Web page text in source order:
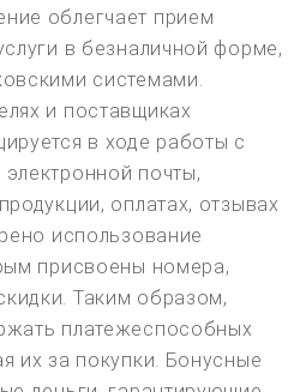
облегчает прием
в безналичной форме,
системами.
и поставщиках
в ходе работы с
почты,
оплатах, отзывах
использование
присвоены номера,
Таким образом,
платежеспособных
их за покупки. Бонусные